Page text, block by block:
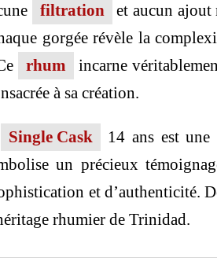
filtration
et aucun ajout
gorgée révèle la
rhum
incarne
à sa création.
Single Cask
14 ans est
un précieux
et d’authenticité.
rhumier de Trinidad.